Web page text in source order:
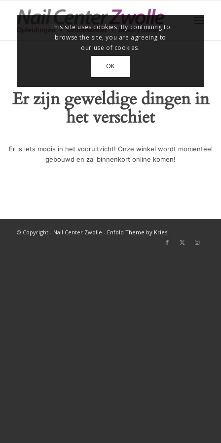
Er zijn geweldige dingen in
het verschiet
Er is iets moois in het vooruitzicht! Onze winkel wordt momenteel
gebouwd en zal binnenkort online komen!
© Copyright - Nail Center Zwolle - Enfold Theme by Kriesi
This site uses cookies. By continuing to
browse the site, you are agreeing to
our use of cookies.
OK